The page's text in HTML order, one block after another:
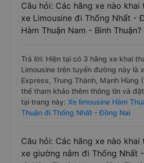
Câu hỏi: Các hãng xe nào khai
xe Limousine đi Thống Nhất -
Hàm Thuận Nam - Bình Thuận?
Trả lời: Hiện tại có 3 hãng xe khai
Limousine trên tuyến đường này là
Express, Trung Thành, Mạnh Hùng
thể tham khảo thêm thông tin và
tại trang này: Xe limousine Hàm
Thuận đi Thống Nhất - Đồng Nai
Câu hỏi: Các hãng xe nào khai
xe giường nằm đi Thống Nhất